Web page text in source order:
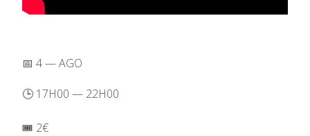
📅 4 — AGO
🕒 17H00 — 22H00
🎟️ 2€